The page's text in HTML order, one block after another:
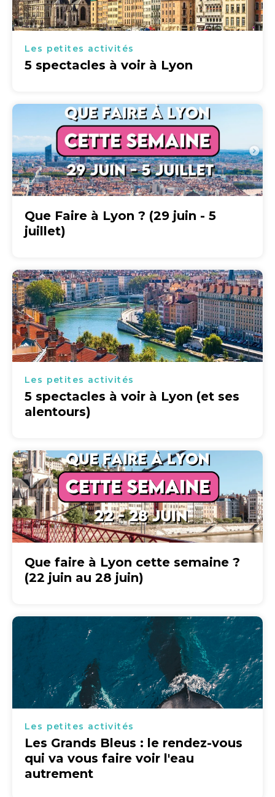
Les petites activités
5 spectacles à voir à Lyon
Que Faire à Lyon ? (29 juin - 5
juillet)
Les petites activités
5 spectacles à voir à Lyon (et ses
alentours)
Que faire à Lyon cette semaine ?
(22 juin au 28 juin)
Les petites activités
Les Grands Bleus : le rendez-vous
qui va vous faire voir l'eau
autrement